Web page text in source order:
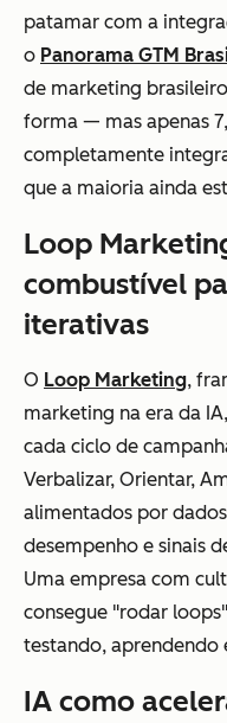
patamar com a
o Panorama GTM
de marketing
forma — mas apenas
completamente
que a maioria ainda
Loop
combustível
iterativas
O Loop Marketing,
marketing na era da
cada ciclo de
Verbalizar, Orientar,
alimentados por
desempenho e sinais
Uma empresa com
consegue "rodar
testando, aprendendo
IA como